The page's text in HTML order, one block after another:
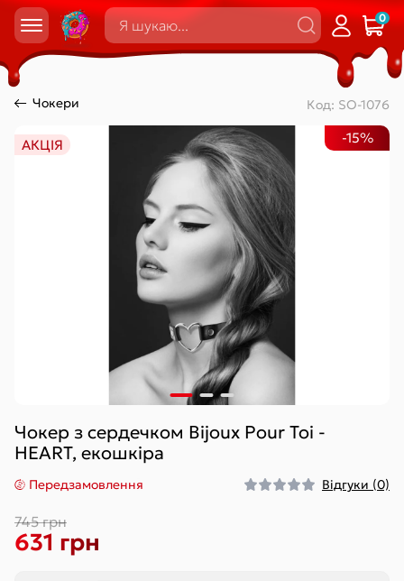
0
Чокери Код: SO-1076
АКЦІЯ -15%
Чокер з сердечком Bijoux Pour Toi -
HEART, екошкіра
Передзамовлення Відгуки (0)
745 грн
631 грн